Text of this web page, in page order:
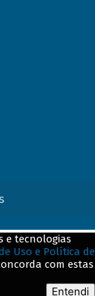
e tecnologias
Uso e Política de
com estas
Entendi